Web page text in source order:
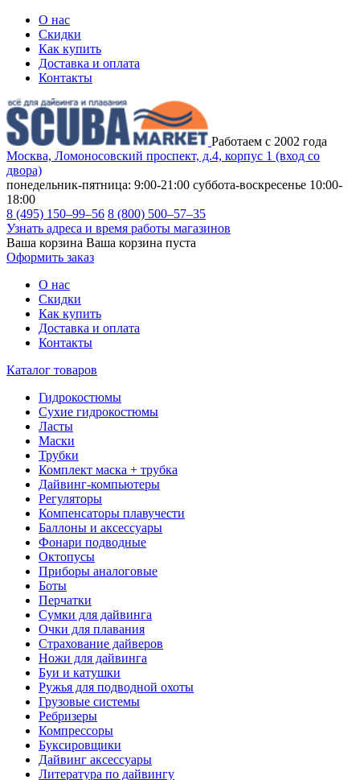
О нас
Скидки
Как купить
Доставка и оплата
Контакты
Работаем с 2002 года
Москва, Ломоносовский проспект, д.4, корпус 1 (вход со
двора)
понедельник-пятница: 9:00-21:00 суббота-воскресенье 10:00-
18:00
8 (495) 150–99–56 8 (800) 500–57–35
Узнать адреса и время работы магазинов
Ваша корзина Ваша корзина пуста
Оформить заказ
О нас
Скидки
Как купить
Доставка и оплата
Контакты
Каталог товаров
Гидрокостюмы
Сухие гидрокостюмы
Ласты
Маски
Трубки
Комплект маска + трубка
Дайвинг-компьютеры
Регуляторы
Компенсаторы плавучести
Баллоны и аксессуары
Фонари подводные
Октопусы
Приборы аналоговые
Боты
Перчатки
Сумки для дайвинга
Очки для плавания
Страхование дайверов
Ножи для дайвинга
Буи и катушки
Ружья для подводной охоты
Грузовые системы
Ребризеры
Компрессоры
Буксировщики
Дайвинг аксессуары
Литература по дайвингу